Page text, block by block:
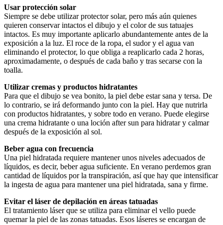
Usar protección solar
Siempre se debe utilizar protector solar, pero más aún quienes
quieren conservar intactos el dibujo y el color de sus tatuajes
intactos. Es muy importante aplicarlo abundantemente antes de la
exposición a la luz. El roce de la ropa, el sudor y el agua van
eliminando el protector, lo que obliga a reaplicarlo cada 2 horas,
aproximadamente, o después de cada baño y tras secarse con la
toalla.
Utilizar cremas y productos hidratantes
Para que el dibujo se vea bonito, la piel debe estar sana y tersa. De
lo contrario, se irá deformando junto con la piel. Hay que nutrirla
con productos hidratantes, y sobre todo en verano. Puede elegirse
una crema hidratante o una loción after sun para hidratar y calmar
después de la exposición al sol.
Beber agua con frecuencia
Una piel hidratada requiere mantener unos niveles adecuados de
líquidos, es decir, beber agua suficiente. En verano perdemos gran
cantidad de líquidos por la transpiración, así que hay que intensificar
la ingesta de agua para mantener una piel hidratada, sana y firme.
Evitar el láser de depilación en áreas tatuadas
El tratamiento láser que se utiliza para eliminar el vello puede
quemar la piel de las zonas tatuadas. Esos láseres se encargan de